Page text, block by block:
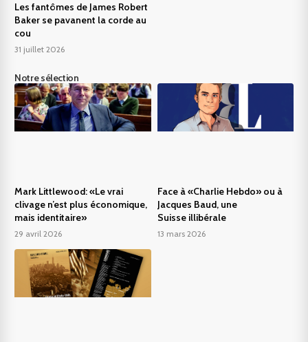
Les fantômes de James Robert
Baker se pavanent la corde au
cou
31 juillet 2026
Notre sélection
Mark Littlewood: «Le vrai
clivage n’est plus économique,
mais identitaire»
29 avril 2026
Face à «Charlie Hebdo» ou à
Jacques Baud, une
Suisse illibérale
13 mars 2026